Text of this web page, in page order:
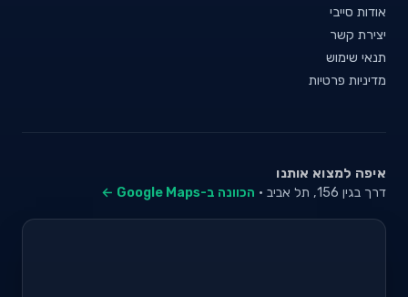
אודות סייבי
יצירת קשר
תנאי שימוש
מדיניות פרטיות
איפה למצוא אותנו
דרך בגין 156, תל אביב · הכוונה ב-Google Maps ←